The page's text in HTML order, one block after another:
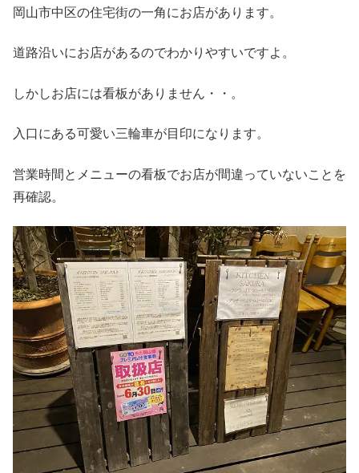
岡山市中区の住宅街の一角にお店があります。
道路沿いにお店があるのでわかりやすいですよ。
しかしお店には看板がありません・・。
入口にある可愛い三輪車が目印になります。
営業時間とメニューの看板でお店が間違っていないことを
再確認。